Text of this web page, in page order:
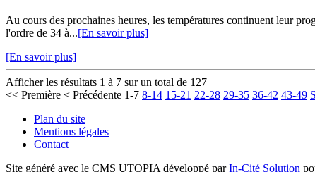
Au cours des prochaines heures, les températures continuent leur
l'ordre de 34 à...[En savoir plus]
[En savoir plus]
Afficher les résultats 1 à 7 sur un total de 127
<< Première < Précédente 1-7 8-14 15-21 22-28 29-35 36-42 43-49
Plan du site
Mentions légales
Contact
Site généré avec le CMS UTOPIA développé parIn-Cité Solution